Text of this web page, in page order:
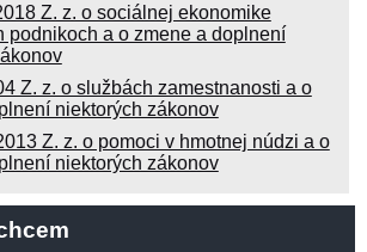
Z. z. o sociálnej ekonomike
podnikoch a o zmene a doplnení
Z. z. o službách zamestnanosti a o
niektorých zákonov
Z. z. o pomoci v hmotnej núdzi a o
niektorých zákonov